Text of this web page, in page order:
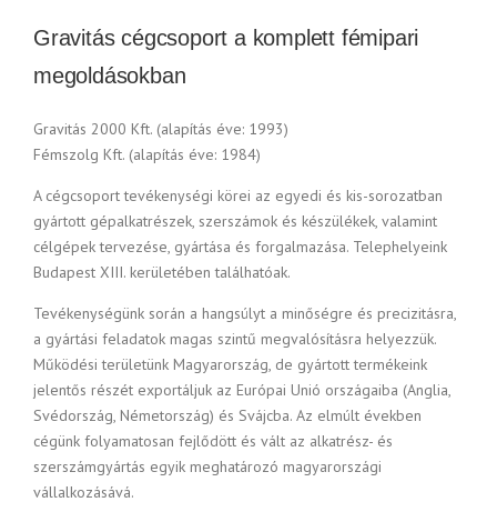
Gravitás cégcsoport a komplett fémipari
megoldásokban
Gravitás 2000 Kft. (alapítás éve: 1993)
Fémszolg Kft. (alapítás éve: 1984)
A cégcsoport tevékenységi körei az egyedi és kis-sorozatban
gyártott gépalkatrészek, szerszámok és készülékek, valamint
célgépek tervezése, gyártása és forgalmazása. Telephelyeink
Budapest XIII. kerületében találhatóak.
Tevékenységünk során a hangsúlyt a minőségre és precizitásra,
a gyártási feladatok magas szintű megvalósításra helyezzük.
Működési területünk Magyarország, de gyártott termékeink
jelentős részét exportáljuk az Európai Unió országaiba (Anglia,
Svédország, Németország) és Svájcba. Az elmúlt években
cégünk folyamatosan fejlődött és vált az alkatrész- és
szerszámgyártás egyik meghatározó magyarországi
vállalkozásává.